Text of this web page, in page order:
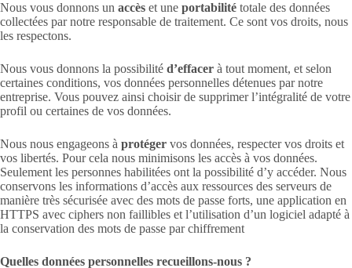
Nous vous donnons un accès et une portabilité totale des données
collectées par notre responsable de traitement. Ce sont vos droits, nous
les respectons.
Nous vous donnons la possibilité d’effacer à tout moment, et selon
certaines conditions, vos données personnelles détenues par notre
entreprise. Vous pouvez ainsi choisir de supprimer l’intégralité de votre
profil ou certaines de vos données.
Nous nous engageons à protéger vos données, respecter vos droits et
vos libertés. Pour cela nous minimisons les accès à vos données.
Seulement les personnes habilitées ont la possibilité d’y accéder. Nous
conservons les informations d’accès aux ressources des serveurs de
manière très sécurisée avec des mots de passe forts, une application en
HTTPS avec ciphers non faillibles et l’utilisation d’un logiciel adapté à
la conservation des mots de passe par chiffrement
Quelles données personnelles recueillons-nous ?